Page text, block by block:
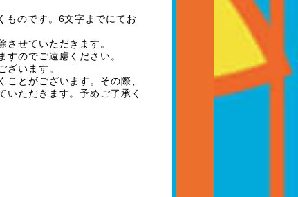
のです。 6文字までにてお
せていただきます。
のでご遠慮ください。
います。
とがございます。その際、
ただきます。予めご了承く